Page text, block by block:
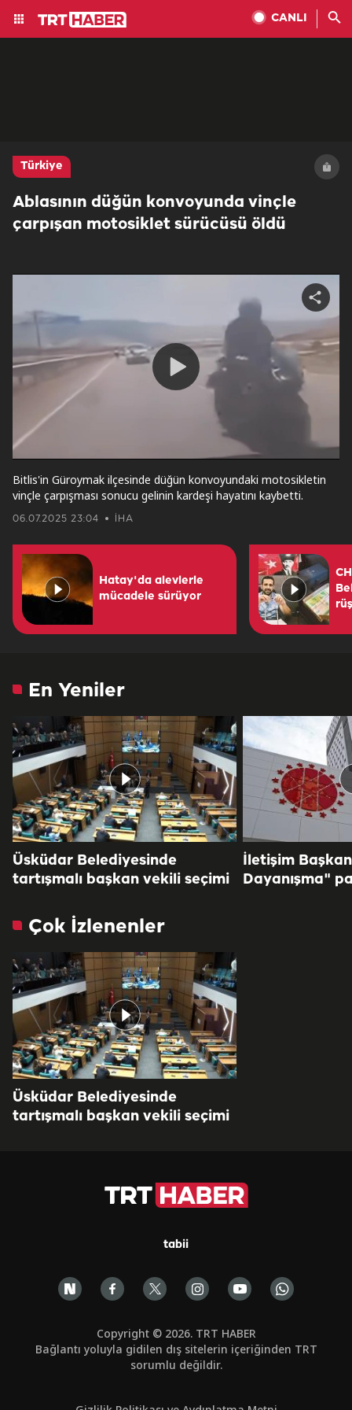
CANLI
Türkiye
Ablasının düğün konvoyunda vinçle
çarpışan motosiklet sürücüsü öldü
Play
Video
Share
video
06.07.2025 23:04 İHA
Bitlis'in Güroymak ilçesinde düğün konvoyundaki motosikletin
vinçle çarpışması sonucu gelinin kardeşi hayatını kaybetti.
Hatay'da alevlerle
mücadele sürüyor
En Yeniler
Üsküdar Belediyesinde
tartışmalı başkan vekili seçimi
İletişim
Dayanışma"
Çok İzlenenler
Üsküdar Belediyesinde
tartışmalı başkan vekili seçimi
tabii
Copyright © 2026. TRT HABER
Bağlantı yoluyla gidilen dış sitelerin içeriğinden TRT
sorumlu değildir.